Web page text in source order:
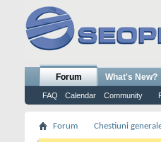
Forum
FAQ Calendar Community
What's New?
Forum Chestiuni